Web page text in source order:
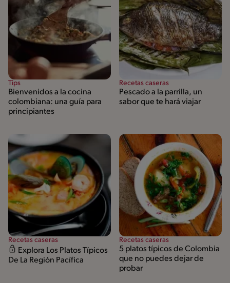
Tips
Bienvenidos a la cocina
colombiana: una guía para
principiantes
Recetas caseras
Pescado a la parrilla, un
sabor que te hará viajar
Recetas caseras
Explora Los Platos Típicos
De La Región Pacífica
Recetas caseras
5 platos típicos de Colombia
que no puedes dejar de
probar